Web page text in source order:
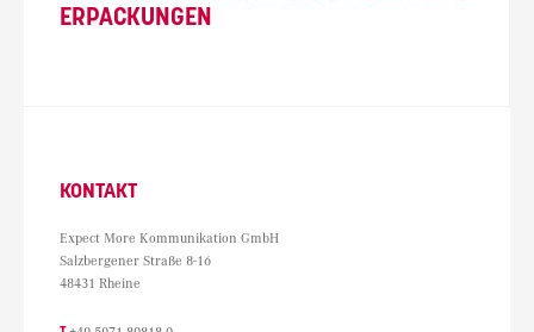
ERPACKUNGEN
KONTAKT
Expect More Kommunikation GmbH
Salzbergener Straße 8-16
48431 Rheine